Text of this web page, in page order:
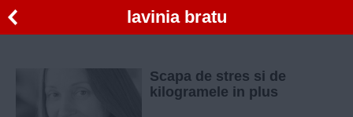
lavinia bratu
Scapa de stres si de
kilogramele in plus